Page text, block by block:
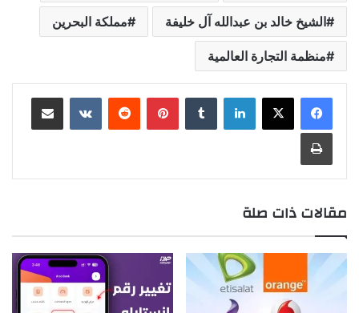
الشيخ خالد بن عبدالله آل خليفة مملكة البحرين
منظمة التجارة العالمية
لينكدإن بينتيريست مشاركة عبر البريد
طباعة
مقالات ذات صلة